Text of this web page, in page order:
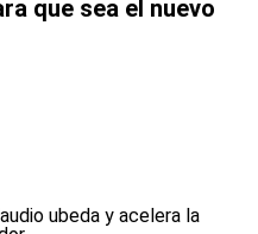
que sea el nuevo